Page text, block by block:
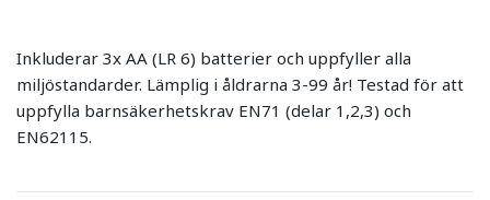
Inkluderar 3x AA (LR 6) batterier och uppfyller alla
miljöstandarder. Lämplig i åldrarna 3-99 år! Testad för att
uppfylla barnsäkerhetskrav EN71 (delar 1,2,3) och
EN62115.